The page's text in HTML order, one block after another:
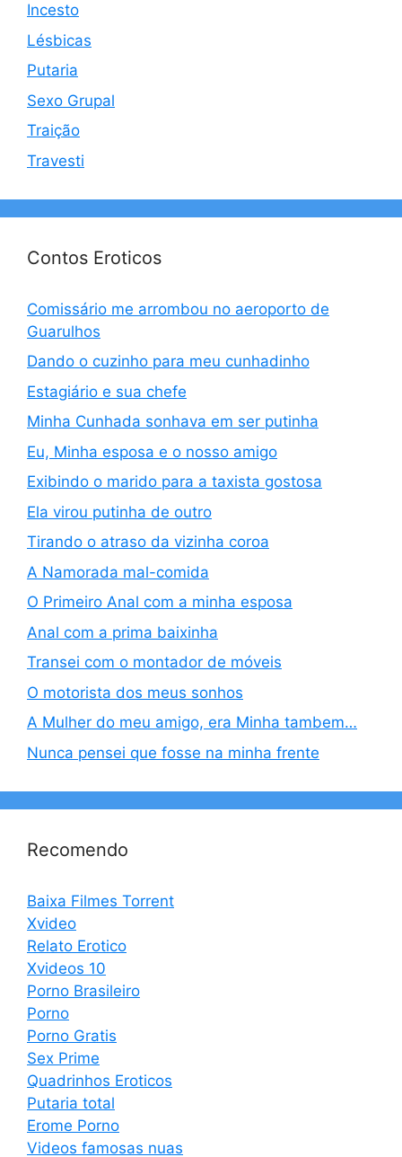
Incesto
Lésbicas
Putaria
Sexo Grupal
Traição
Travesti
Contos Eroticos
Comissário me arrombou no aeroporto de
Guarulhos
Dando o cuzinho para meu cunhadinho
Estagiário e sua chefe
Minha Cunhada sonhava em ser putinha
Eu, Minha esposa e o nosso amigo
Exibindo o marido para a taxista gostosa
Ela virou putinha de outro
Tirando o atraso da vizinha coroa
A Namorada mal-comida
O Primeiro Anal com a minha esposa
Anal com a prima baixinha
Transei com o montador de móveis
O motorista dos meus sonhos
A Mulher do meu amigo, era Minha tambem…
Nunca pensei que fosse na minha frente
Recomendo
Baixa Filmes Torrent
Xvideo
Relato Erotico
Xvideos 10
Porno Brasileiro
Porno
Porno Gratis
Sex Prime
Quadrinhos Eroticos
Putaria total
Erome Porno
Videos famosas nuas